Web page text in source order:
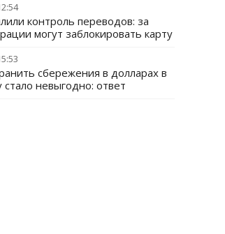
контроль переводов: за
могут заблокировать карту
сбережения в долларах в
стало невыгодно: ответ